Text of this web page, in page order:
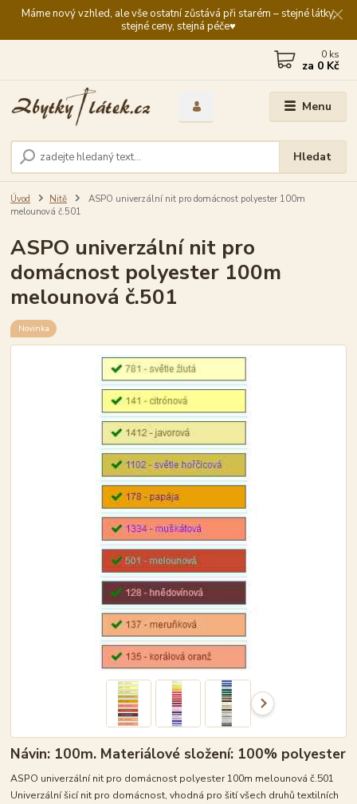
Máme nový vzhled, ale vše ostatní zůstává při starém – stejné látky,
stejné ceny, stejná péče♥️
Menu
Hledat
0 ks
za 0 Kč
Úvod Nitě
ASPO univerzální nit pro domácnost polyester 100m
melounová č.501
ASPO univerzální nit pro
domácnost polyester 100m
melounová č.501
Novinka
Návin: 100m. Materiálové složení: 100% polyester
ASPO univerzální nit pro domácnost polyester 100m melounová č.501
Univerzální šicí nit pro domácnost, vhodná pro šití všech druhů textilních